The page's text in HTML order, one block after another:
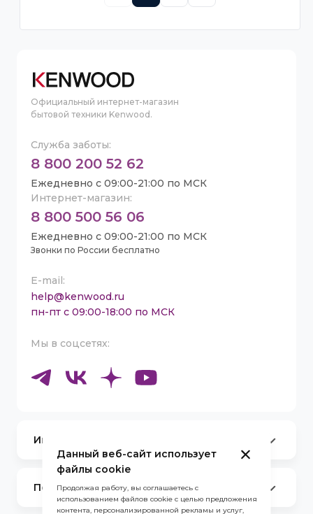
Официальный интернет-магазин
бытовой техники Kenwood.
E-mail:
help@kenwood.ru
пн-пт с 09:00-18:00 по МСК
Мы в соцсетях:
Служба заботы:
8 800 200 52 62
Ежедневно с 09:00-21:00 по МСК
Интернет-магазин:
8 800 500 56 06
Ежедневно с 09:00-21:00 по МСК
Звонки по России бесплатно
Информация
Партнеры
Сервисные центры
Каталог товаров
Контакты
Стать амбассадором Kenwood
Покупателям
Оплата и Доставка
Данный веб-сайт использует
файлы cookie
Продолжая работу, вы соглашаетесь с
использованием файлов cookie с целью предложения
контента, персонализированной рекламы и услуг,